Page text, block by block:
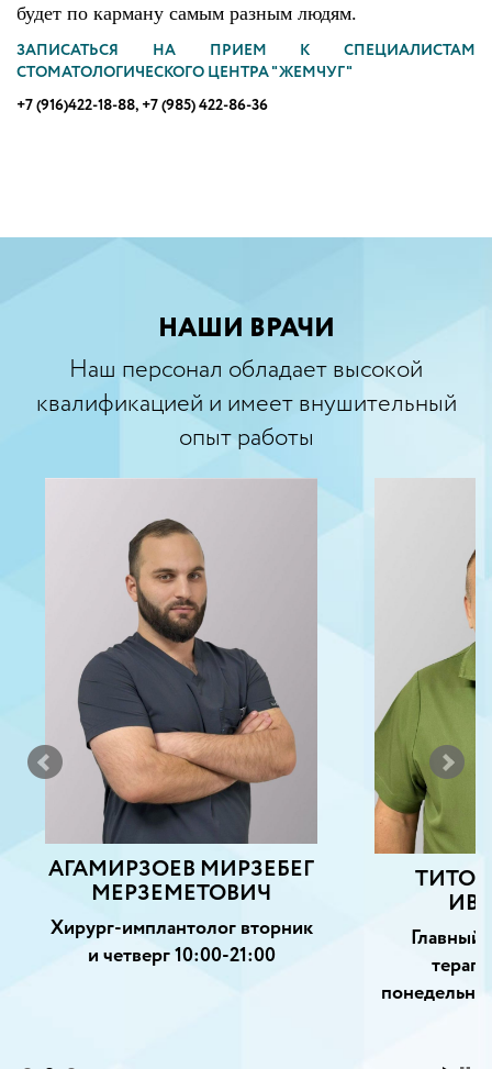
будет по карману самым разным людям.
ЗАПИСАТЬСЯ НА ПРИЕМ К СПЕЦИАЛИСТАМ
СТОМАТОЛОГИЧЕСКОГО ЦЕНТРА "ЖЕМЧУГ"
+7 (916)422-18-88, +7 (985) 422-86-36
НАШИ ВРАЧИ
Наш персонал обладает высокой
квалификацией и имеет внушительный
опыт работы
АГАМИРЗОЕВ МИРЗЕБЕГ
МЕРЗЕМЕТОВИЧ
Хирург-имплантолог вторник
и четверг 10:00-21:00
ТИТОВ
Главный